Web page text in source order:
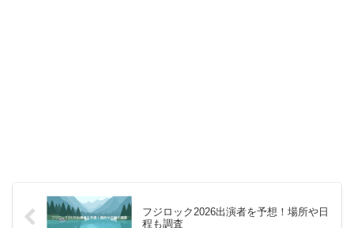
フジロック2026出演者を予想！場所や日
程も調査